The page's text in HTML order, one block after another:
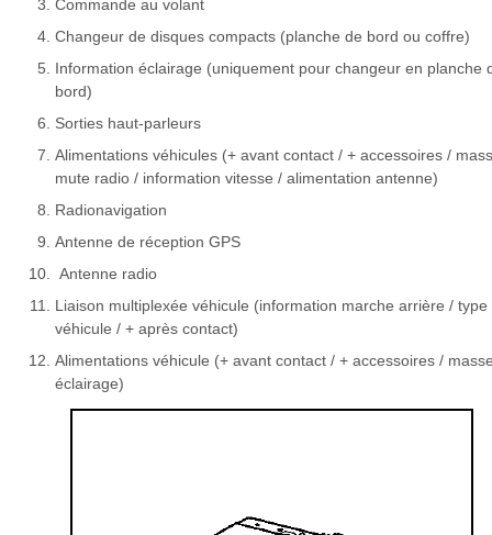
Commande au volant
Changeur de disques compacts (planche de bord ou coffre)
Information éclairage (uniquement pour changeur en planche
bord)
Sorties haut-parleurs
Alimentations véhicules (+ avant contact / + accessoires /
mute radio / information vitesse / alimentation antenne)
Radionavigation
Antenne de réception GPS
Antenne radio
Liaison multiplexée véhicule (information marche arrière / type
véhicule / + après contact)
Alimentations véhicule (+ avant contact / + accessoires /
éclairage)